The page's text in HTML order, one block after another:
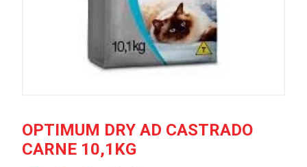
OPTIMUM DRY AD CASTRADO
CARNE 10,1KG